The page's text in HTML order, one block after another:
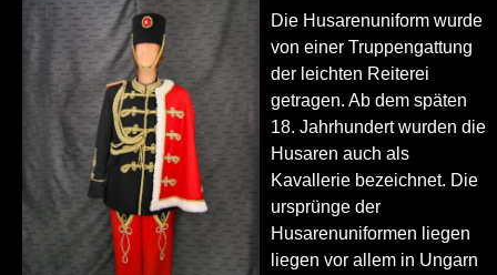
Die Husarenuniform wurde
von einer Truppengattung
der leichten Reiterei
getragen. Ab dem späten
18. Jahrhundert wurden die
Husaren auch als
Kavallerie bezeichnet. Die
ursprünge der
Husarenuniformen liegen
liegen vor allem in Ungarn